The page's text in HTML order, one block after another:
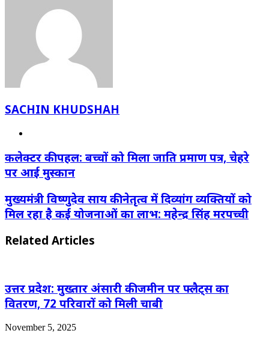
SACHIN KHUDSHAH
कलेक्टर की पहल: बच्चों को मिला जाति प्रमाण पत्र, चेहरे
पर आई मुस्कान
मुख्यमंत्री विष्णुदेव साय की नेतृत्व में दिव्यांग व्यक्तियों को
मिल रहा है कई योजनाओं का लाभ: महेन्द्र सिंह मरपच्ची
Related Articles
उत्तर प्रदेश: मुख्तार अंसारी की जमीन पर फ्लैट्स का
वितरण, 72 परिवारों को मिली चाबी
November 5, 2025